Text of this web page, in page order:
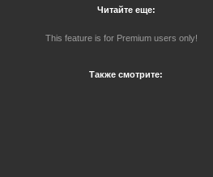
Читайте еще:
This feature is for Premium users only!
Также смотрите: